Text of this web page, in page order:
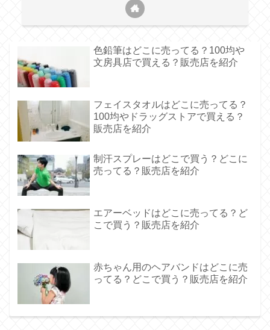
色鉛筆はどこに売ってる？100均や
文房具店で買える？販売店を紹介
フェイスタオルはどこに売ってる？
100均やドラッグストアで買える？
販売店を紹介
制汗スプレーはどこで買う？どこに
売ってる？販売店を紹介
エアーベッドはどこに売ってる？ど
こで買う？販売店を紹介
赤ちゃん用のヘアバンドはどこに売
ってる？どこで買う？販売店を紹介